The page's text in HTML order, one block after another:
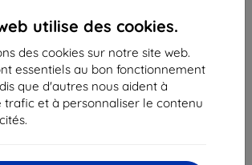
utilise des cookies.
des cookies sur notre site web.
essentiels au bon fonctionnement
que d'autres nous aident à
trafic et à personnaliser le contenu
-46%